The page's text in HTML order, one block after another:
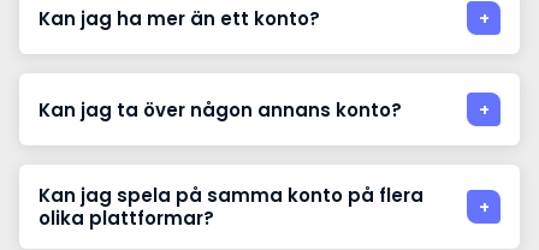
Kan jag ha mer än ett konto?
Kan jag ta över någon annans konto?
Kan jag spela på samma konto på flera
olika plattformar?